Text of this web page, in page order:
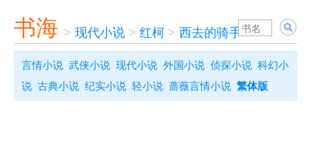
书海 > 现代小说 > 红柯 > 西去的骑手
言情小说 武侠小说 现代小说 外国小说 侦探小说 科幻小
说 古典小说 纪实小说 轻小说 蔷薇言情小说 繁体版